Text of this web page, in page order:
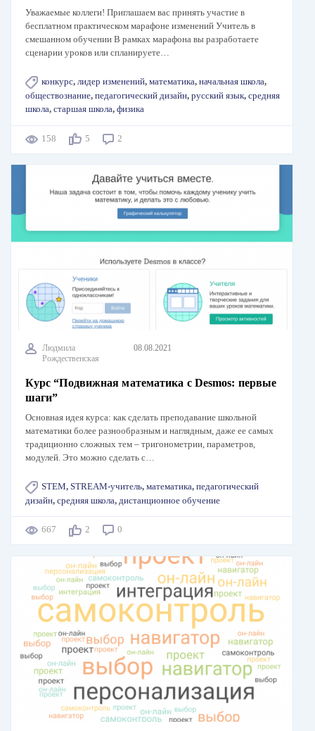
Уважаемые коллеги! Приглашаем вас принять участие в
бесплатном практическом марафоне изменений Учитель в
смешанном обучении В рамках марафона вы разработаете
сценарии уроков или спланируете…
конкурс, лидер изменений, математика, начальная школа,
обществознание, педагогический дизайн, русский язык, средняя
школа, старшая школа, физика
158 5 2
Людмила
Рождественская
08.08.2021
Курс “Подвижная математика с Desmos: первые
шаги”
Основная идея курса: как сделать преподавание школьной
математики более разнообразным и наглядным, даже ее самых
традиционно сложных тем – тригонометрии, параметров,
модулей. Это можно сделать с…
STEM, STREAM-учитель, математика, педагогический
дизайн, средняя школа, дистанционное обучение
667 2 0